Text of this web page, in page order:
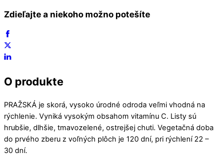
Zdieľajte a niekoho možno potešíte
O produkte
PRAŽSKÁ je skorá, vysoko úrodné odroda veľmi vhodná na
rýchlenie. Vyniká vysokým obsahom vitamínu C. Listy sú
hrubšie, dlhšie, tmavozelené, ostrejšej chuti. Vegetačná doba
do prvého zberu z voľných plôch je 120 dní, pri rýchlení 22 –
30 dní.